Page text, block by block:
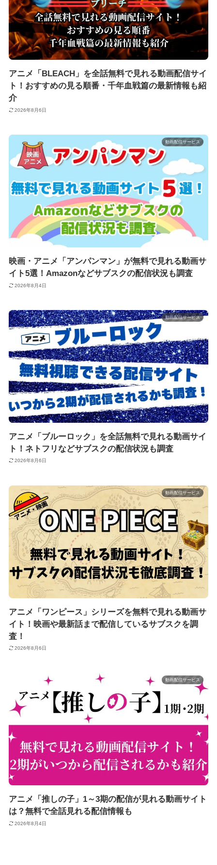
アニメ「BLEACH」を全話無料で見れる動画配信サイ
ト！おすすめの見る順番・千年血戦篇の最新情報も紹
介
2026年8月6日
動画配信サービス
映画・アニメ「アンパンマン」が無料で見れる動画サ
イト5選！Amazonなどサブスクの配信状況も調査
2026年8月4日
動画配信サービス
アニメ「ブルーロック」を全話無料で見れる動画サイ
ト！ネトフリなどサブスクの配信状況も調査
2026年8月6日
動画配信サービス
アニメ「ワンピース」シリーズを無料で見れる動画サ
イト！映画や最新話まで配信しているサブスクを調
査！
2026年8月6日
動画配信サービス
アニメ「推しの子」1～3期の配信が見れる動画サイト
は？無料で全話見れる配信情報も
2026年8月4日